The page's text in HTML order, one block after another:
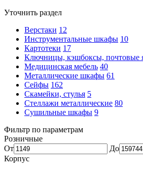
Уточнить раздел
Верстаки 12
Инструментальные шкафы 10
Картотеки 17
Ключницы, кэшбоксы, почтовые
Медицинская мебель 40
Металлические шкафы 61
Сейфы 162
Скамейки, стулья 5
Стеллажи металлические 80
Сушильные шкафы 9
Фильтр по параметрам
Розничные
От
До
Корпус